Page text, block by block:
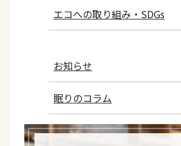
エコへの取り組み・SDGs
お知らせ
眠りのコラム